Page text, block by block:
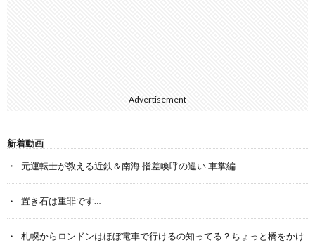
Advertisement
新着動画
元運転士が教える近鉄＆南海 指差喚呼の違い 車掌編
置き石は重罪です…
札幌からロンドンはほぼ電車で行けるの知ってる？ちょっと橋をかけ